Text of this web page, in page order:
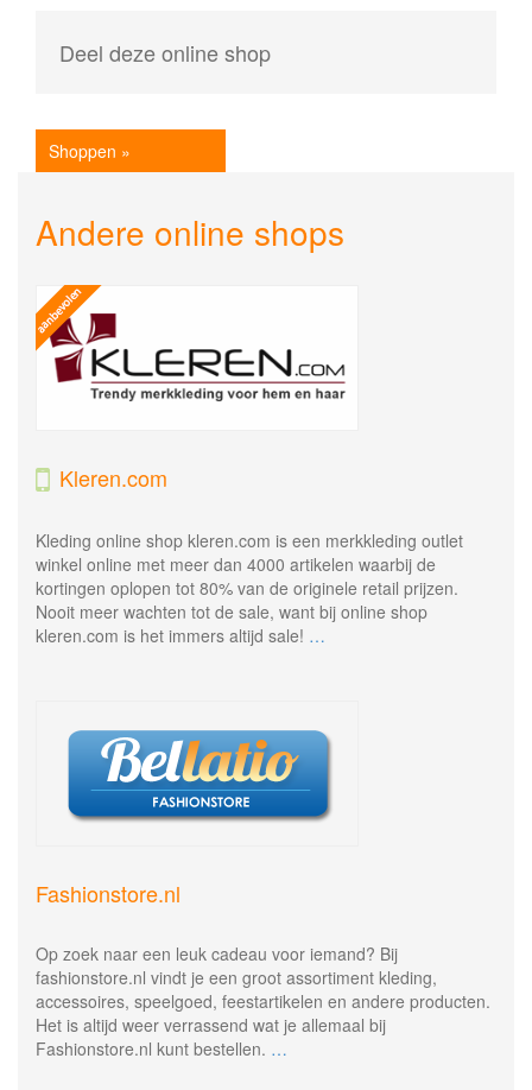
Deel deze online shop
Shoppen »
Andere online shops
Kleren.com
Kleding online shop kleren.com is een merkkleding outlet
winkel online met meer dan 4000 artikelen waarbij de
kortingen oplopen tot 80% van de originele retail prijzen.
Nooit meer wachten tot de sale, want bij online shop
kleren.com is het immers altijd sale! …
Fashionstore.nl
Op zoek naar een leuk cadeau voor iemand? Bij
fashionstore.nl vindt je een groot assortiment kleding,
accessoires, speelgoed, feestartikelen en andere producten.
Het is altijd weer verrassend wat je allemaal bij
Fashionstore.nl kunt bestellen. …